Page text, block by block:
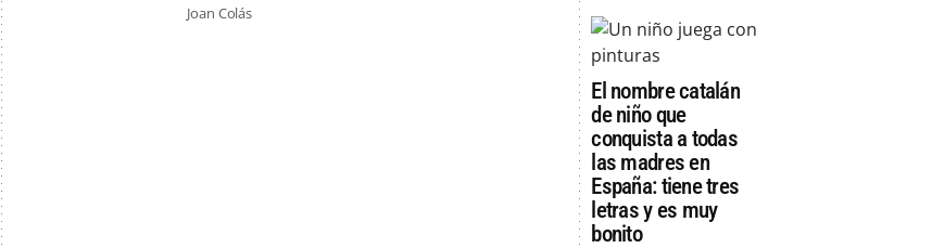
Joan Colás
El nombre catalán
de niño que
conquista a todas
las madres en
España: tiene tres
letras y es muy
bonito